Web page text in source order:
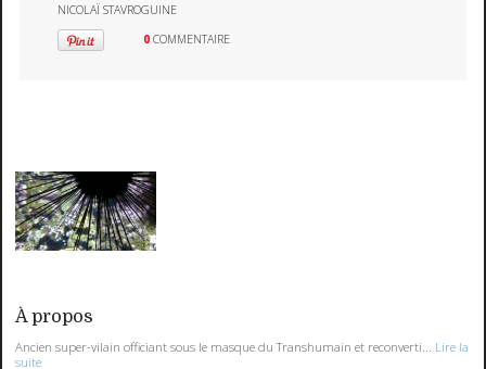
NICOLAÏ STAVROGUINE
0 COMMENTAIRE
À propos
Ancien super-vilain officiant sous le masque du Transhumain et reconverti...
Lire la
suite